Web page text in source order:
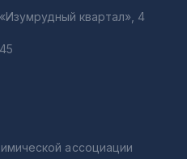
квартал», 4
ассоциации